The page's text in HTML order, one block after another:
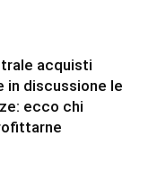
acquisti
in discussione le
ecco chi